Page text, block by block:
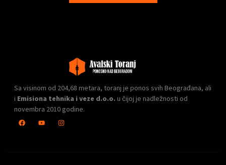
Sa visinom od 204,68 metara, toranj je ponos svih Beograđana, ali
i Emisiona tehnika i veze d.o.o. u čijoj je nadležnosti od
novembra 2010 godine.